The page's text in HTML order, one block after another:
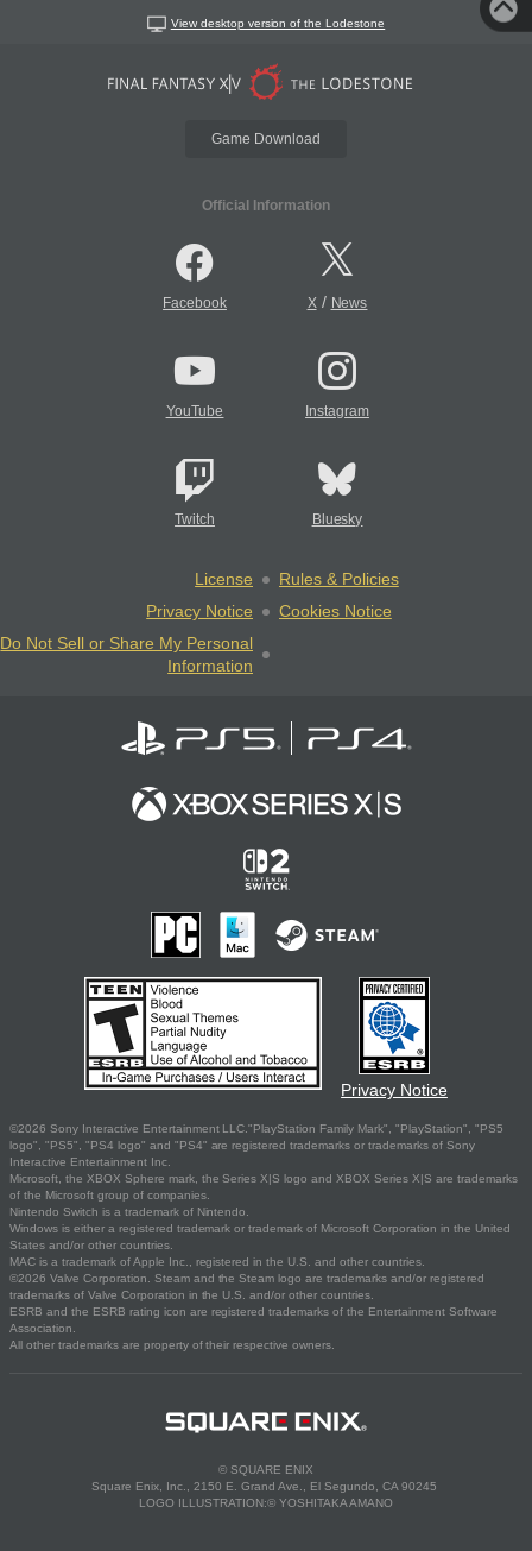
View desktop version of the Lodestone
Game Download
Official Information
Facebook X/ News
YouTube Instagram
Twitch Bluesky
License
Rules & Policies
Privacy Notice
Cookies Notice
Do Not Sell or Share My Personal
Information
Privacy Notice
©2026 Sony Interactive Entertainment LLC."PlayStation Family Mark", "PlayStation", "PS5
logo", "PS5", "PS4 logo" and "PS4" are registered trademarks or trademarks of Sony
Interactive Entertainment Inc.
Microsoft, the XBOX Sphere mark, the Series X|S logo and XBOX Series X|S are trademarks
of the Microsoft group of companies.
Nintendo Switch is a trademark of Nintendo.
Windows is either a registered trademark or trademark of Microsoft Corporation in the United
States and/or other countries.
MAC is a trademark of Apple Inc., registered in the U.S. and other countries.
©2026 Valve Corporation. Steam and the Steam logo are trademarks and/or registered
trademarks of Valve Corporation in the U.S. and/or other countries.
ESRB and the ESRB rating icon are registered trademarks of the Entertainment Software
Association.
All other trademarks are property of their respective owners.
© SQUARE ENIX
Square Enix, Inc., 2150 E. Grand Ave., El Segundo, CA 90245
LOGO ILLUSTRATION:© YOSHITAKA AMANO